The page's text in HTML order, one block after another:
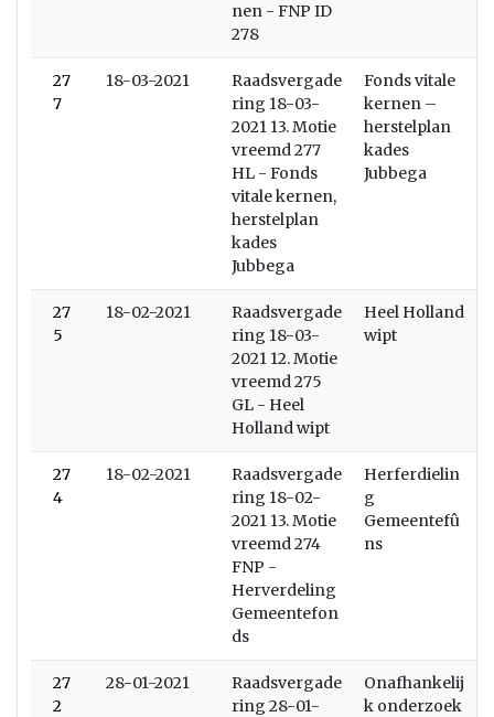
nen - FNP ID
278
27
7
18-03-2021
Raadsvergade
ring 18-03-
2021 13. Motie
vreemd 277
HL - Fonds
vitale kernen,
herstelplan
kades
Jubbega
Fonds vitale
kernen –
herstelplan
kades
Jubbega
27
5
18-02-2021
Raadsvergade
ring 18-03-
2021 12. Motie
vreemd 275
GL - Heel
Holland wipt
Heel Holland
wipt
27
4
18-02-2021
Raadsvergade
ring 18-02-
2021 13. Motie
vreemd 274
FNP -
Herverdeling
Gemeentefon
ds
Herferdielin
g
Gemeentefû
ns
27
2
28-01-2021
Raadsvergade
ring 28-01-
Onafhankelij
k onderzoek